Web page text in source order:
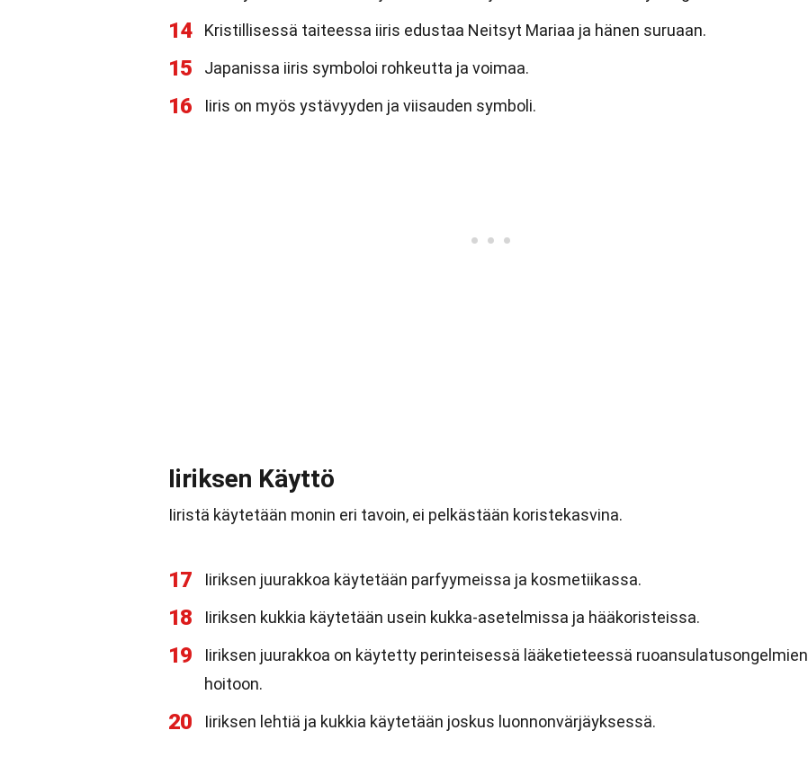
14 Kristillisessä taiteessa iiris edustaa Neitsyt Mariaa ja hänen suruaan.
15 Japanissa iiris symboloi rohkeutta ja voimaa.
16 Iiris on myös ystävyyden ja viisauden symboli.
Iiriksen Käyttö
Iiristä käytetään monin eri tavoin, ei pelkästään koristekasvina.
17 Iiriksen juurakkoa käytetään parfyymeissa ja kosmetiikassa.
18 Iiriksen kukkia käytetään usein kukka-asetelmissa ja hääkoristeissa.
19
Iiriksen juurakkoa on käytetty perinteisessä lääketieteessä ruoansulatusongelmien
hoitoon.
20 Iiriksen lehtiä ja kukkia käytetään joskus luonnonvärjäyksessä.